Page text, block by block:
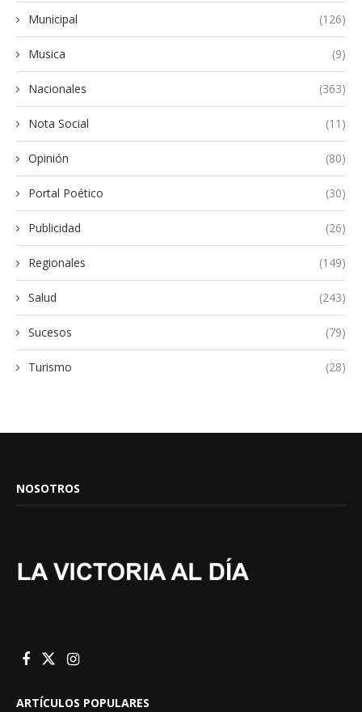
Municipal (126)
Musica (9)
Nacionales (363)
Nota Social (11)
Opinión (80)
Portal Poético (30)
Publicidad (26)
Regionales (149)
Salud (243)
Sucesos (79)
Turismo (28)
NOSOTROS
ARTÍCULOS POPULARES